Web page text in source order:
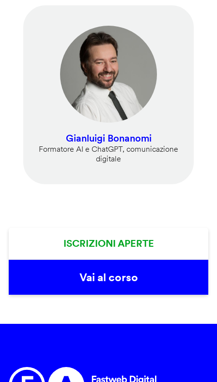
Gianluigi Bonanomi
Formatore AI e ChatGPT, comunicazione
digitale
ISCRIZIONI APERTE
Vai al corso